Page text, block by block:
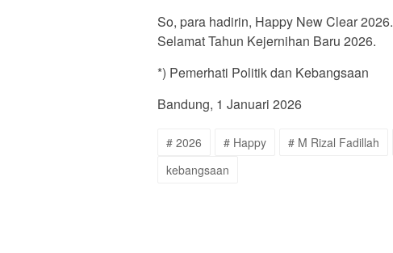
So, para hadirin, Happy New Clear 2026.
Selamat Tahun Kejernihan Baru 2026.
*) Pemerhati Politik dan Kebangsaan
Bandung, 1 Januari 2026
# 2026 # Happy # M Rizal Fadillah
kebangsaan